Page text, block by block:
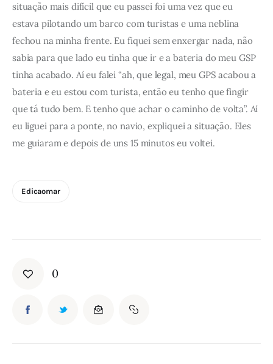
situação mais difícil que eu passei foi uma vez que eu
estava pilotando um barco com turistas e uma neblina
fechou na minha frente. Eu fiquei sem enxergar nada, não
sabia para que lado eu tinha que ir e a bateria do meu GSP
tinha acabado. Aí eu falei “ah, que legal, meu GPS acabou a
bateria e eu estou com turista, então eu tenho que fingir
que tá tudo bem. E tenho que achar o caminho de volta”. Aí
eu liguei para a ponte, no navio, expliquei a situação. Eles
me guiaram e depois de uns 15 minutos eu voltei.
Edicaomar
0